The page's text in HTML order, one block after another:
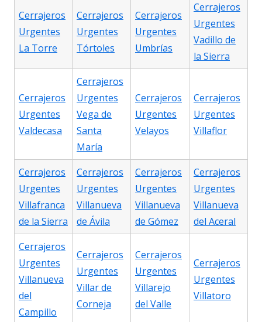
Cerrajeros
Urgentes
La Torre
Cerrajeros
Urgentes
Tórtoles
Cerrajeros
Urgentes
Umbrías
Cerrajeros
Urgentes
Vadillo de
la Sierra
Cerrajeros
Urgentes
Valdecasa
Cerrajeros
Urgentes
Vega de
Santa
María
Cerrajeros
Urgentes
Velayos
Cerrajeros
Urgentes
Villaflor
Cerrajeros
Urgentes
Villafranca
de la Sierra
Cerrajeros
Urgentes
Villanueva
de Ávila
Cerrajeros
Urgentes
Villanueva
de Gómez
Cerrajeros
Urgentes
Villanueva
del Aceral
Cerrajeros
Urgentes
Villanueva
del
Campillo
Cerrajeros
Urgentes
Villar de
Corneja
Cerrajeros
Urgentes
Villarejo
del Valle
Cerrajeros
Urgentes
Villatoro